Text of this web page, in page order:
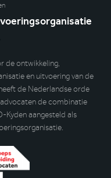
de ontwikkeling,
en uitvoering van de
de Nederlandse orde
de combinatie
Kyden aangesteld als